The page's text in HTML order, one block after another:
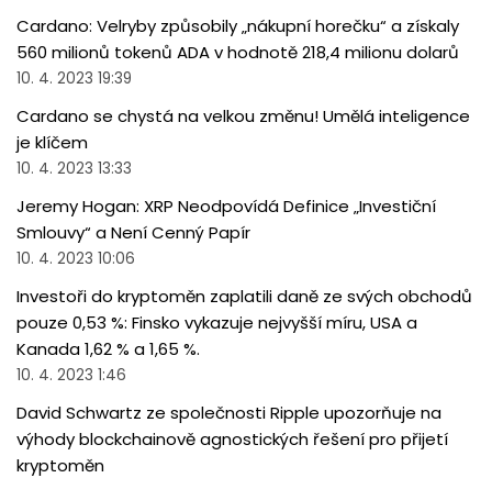
Cardano: Velryby způsobily „nákupní horečku“ a získaly
560 milionů tokenů ADA v hodnotě 218,4 milionu dolarů
10. 4. 2023 19:39
Cardano se chystá na velkou změnu! Umělá inteligence
je klíčem
10. 4. 2023 13:33
Jeremy Hogan: XRP Neodpovídá Definice „Investiční
Smlouvy“ a Není Cenný Papír
10. 4. 2023 10:06
Investoři do kryptoměn zaplatili daně ze svých obchodů
pouze 0,53 %: Finsko vykazuje nejvyšší míru, USA a
Kanada 1,62 % a 1,65 %.
10. 4. 2023 1:46
David Schwartz ze společnosti Ripple upozorňuje na
výhody blockchainově agnostických řešení pro přijetí
kryptoměn